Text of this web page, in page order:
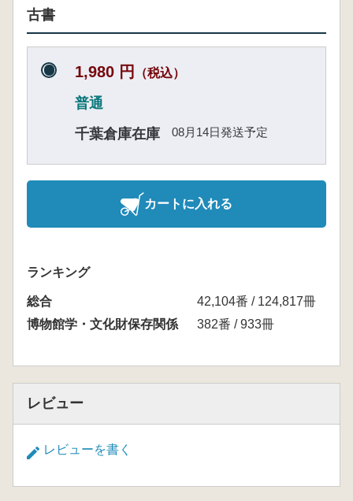
古書
1,980 円 （税込）
普通
千葉倉庫在庫
08月14日発送予定
カートに入れる
ランキング
総合
42,104番 / 124,817冊
博物館学・文化財保存関係
382番 / 933冊
レビュー
レビューを書く